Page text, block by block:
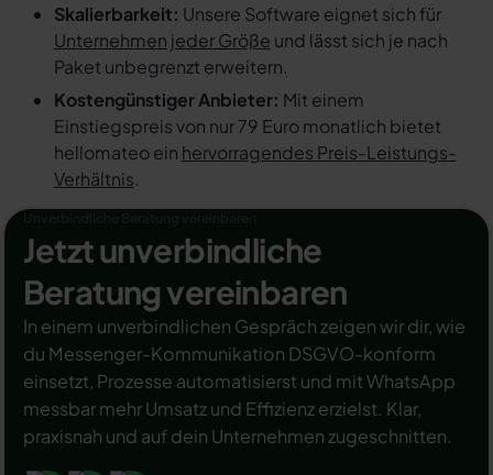
Skalierbarkeit: Unsere Software eignet sich für
Unternehmen jeder Größe und lässt sich je nach
Paket unbegrenzt erweitern.
Kostengünstiger Anbieter: Mit einem
Einstiegspreis von nur 79 Euro monatlich bietet
hellomateo ein hervorragendes Preis-Leistungs-
Verhältnis.
Jetzt unverbindliche
Beratung vereinbaren
In einem unverbindlichen Gespräch zeigen wir dir, wie
du Messenger-Kommunikation DSGVO-konform
einsetzt, Prozesse automatisierst und mit WhatsApp
messbar mehr Umsatz und Effizienz erzielst. Klar,
praxisnah und auf dein Unternehmen zugeschnitten.